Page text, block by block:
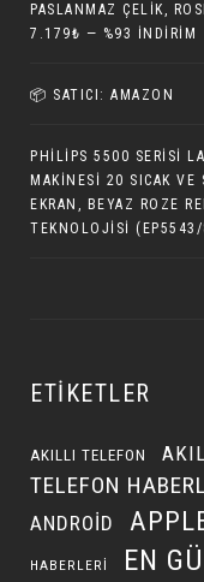
PASLANMAZ ÇELIK,
7.179₺ — %93 İNDIRIM
📦 SATICI: AMAZON
PHILIPS 5500 SERISI
MAKINESI 20 SICAK VE
EKRAN, BEYAZ ROZE
TEKNOLOJISI
ETIKETLER
AKILLI TELEFON
TELEFON
ANDROID
HABERLERI EN